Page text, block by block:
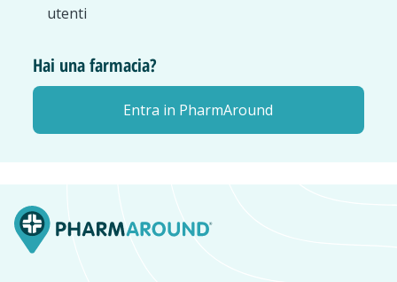
utenti
Hai una farmacia?
Entra in PharmAround